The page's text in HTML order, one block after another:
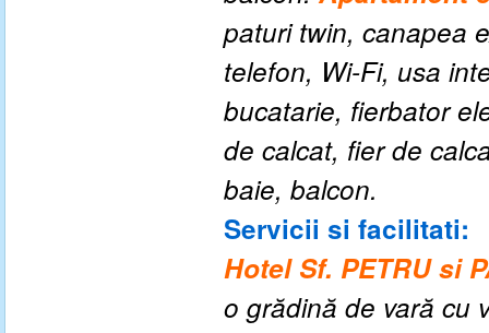
paturi twin, canapea
telefon, Wi-Fi, usa
bucatarie, fierbator
de calcat, fier de
baie, balcon.
Servicii si facilitati:
Hotel Sf. PETRU si
o grădină de vară cu